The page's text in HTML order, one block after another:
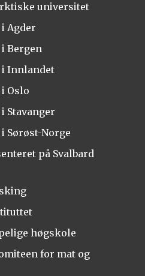
universitet
Agder
Bergen
Innlandet
Oslo
Stavanger
Sørøst-Norge
på Svalbard
høgskole
for mat og